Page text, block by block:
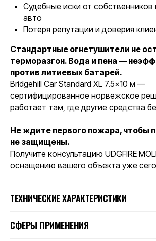
Судебные иски от
авто
Потеря репутации и доверия
Стандартные огнетушители не
терморазгон. Вода и пена —
против литиевых батарей.
Bridgehill Car Standard XL 7.5×10 м —
сертифицированное норвежское
работает там, где другие средства
Не ждите первого пожара, чтобы
не защищены.
Получите консультацию UDGFIRE
оснащению вашего объекта уже
ТЕХНИЧЕСКИЕ ХАРАКТЕРИСТИКИ
СФЕРЫ ПРИМЕНЕНИЯ
© 2016 Urban Development Group